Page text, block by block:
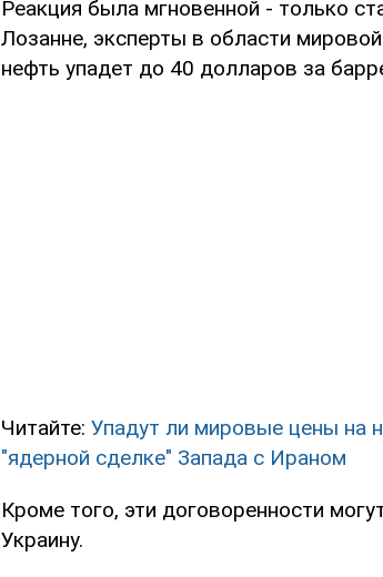
Реакция была мгновенной - только
Лозанне, эксперты в области
нефть упадет до 40 долларов за
Читайте: Упадут ли мировые цены на
"ядерной сделке" Запада с Ираном
Кроме того, эти договоренности
Украину.